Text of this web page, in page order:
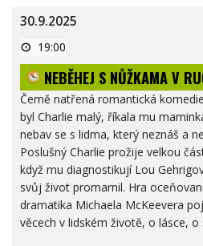
30.9.2025
NEBĚHEJ
S
NŮŽKAMA
RUCE
19:00
NEBĚHEJ S NŮŽKAMA V
Černě natřená romantická
byl Charlie malý, říkala mu
nebav se s lidma, který neznáš a
Poslušný Charlie prožije velkou
když mu diagnostikují Lou
svůj život promarnil. Hra
dramatika Michaela McKeevera
věcech v lidském životě, o lásce,